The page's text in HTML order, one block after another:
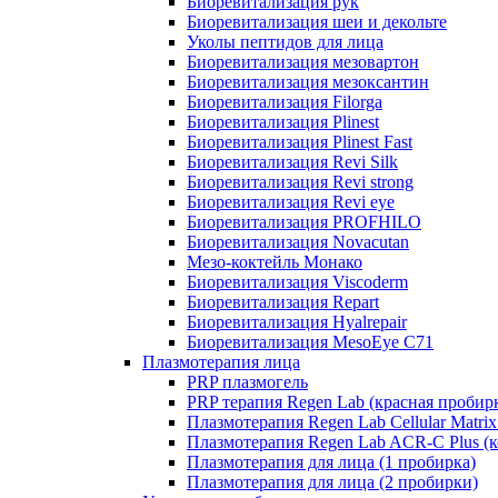
Биоревитализация шеи и декольте
Уколы пептидов для лица
Биоревитализация мезовартон
Биоревитализация мезоксантин
Биоревитализация Filorga
Биоревитализация Plinest
Биоревитализация Plinest Fast
Биоревитализация Revi Silk
Биоревитализация Revi strong
Биоревитализация Revi eye
Биоревитализация PROFHILO
Биоревитализация Novacutan
Мезо-коктейль Монако
Биоревитализация Viscoderm
Биоревитализация Repart
Биоревитализация Hyalrepair
Биоревитализация MesoEye C71
Плазмотерапия лица
PRP плазмогель
PRP терапия Regen Lab (красная
Плазмотерапия Regen Lab Cellular
Плазмотерапия Regen Lab ACR-C Plus
Плазмотерапия для лица (1 пробирка)
Плазмотерапия для лица (2 пробирки)